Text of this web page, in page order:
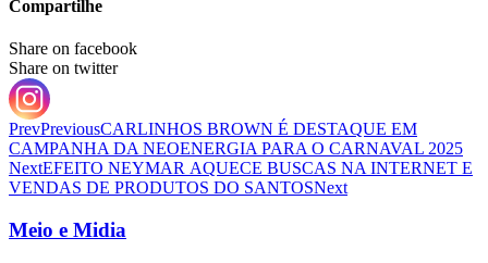
Compartilhe
Share on facebook
Share on twitter
PrevPreviousCARLINHOS BROWN É DESTAQUE EM
CAMPANHA DA NEOENERGIA PARA O CARNAVAL 2025
NextEFEITO NEYMAR AQUECE BUSCAS NA INTERNET E
VENDAS DE PRODUTOS DO SANTOSNext
Meio e Midia